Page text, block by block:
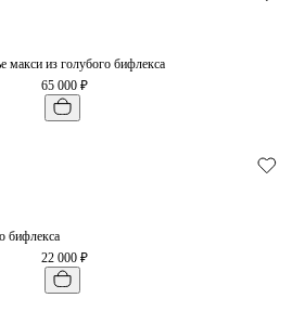
макси из голубого бифлекса
65 000 ₽
бифлекса
22 000 ₽